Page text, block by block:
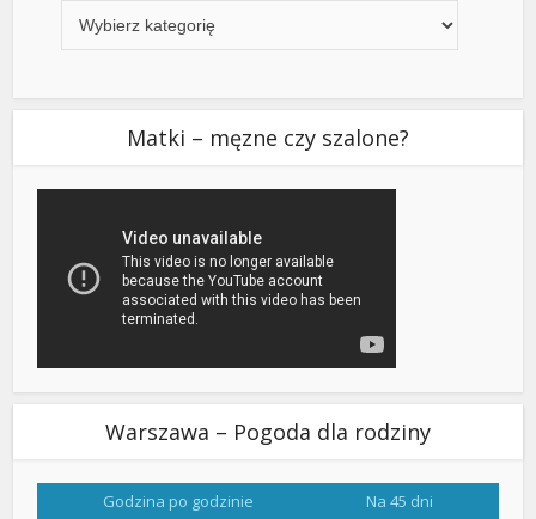
Matki – męzne czy szalone?
Warszawa – Pogoda dla rodziny
Godzina po godzinie Na 45 dni